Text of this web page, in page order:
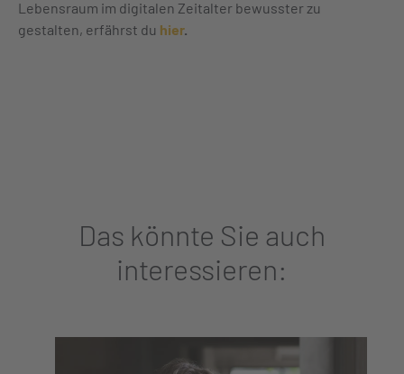
Lebensraum im digitalen Zeitalter bewusster zu
gestalten, erfährst du hier.
Das könnte Sie auch
interessieren: